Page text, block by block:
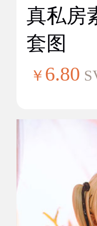
真私房
套图
￥ 6.80